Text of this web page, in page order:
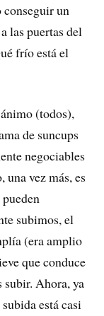
un
las puertas del
frío está el
(todos),
de suncups
negociables
una vez más, es
subimos, el
(era amplio
que conduce
subir. Ahora, ya
está casi